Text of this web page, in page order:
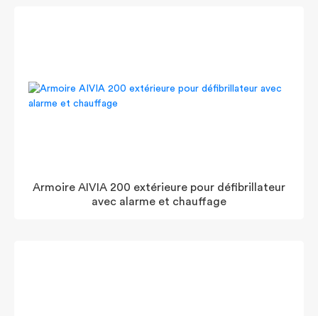
Armoire AIVIA 200 extérieure pour défibrillateur
avec alarme et chauffage